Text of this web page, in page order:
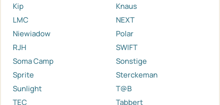
Kip
Knaus
LMC
NEXT
Niewiadow
Polar
RJH
SWIFT
Soma Camp
Sonstige
Sprite
Sterckeman
Sunlight
T@B
TEC
Tabbert